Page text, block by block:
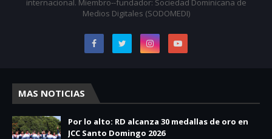
internacional. Miembro--fundador: Sociedad Dominicana de
Medios Digitales (SODOMEDI)
MAS NOTICIAS
Por lo alto: RD alcanza 30 medallas de oro en
JCC Santo Domingo 2026